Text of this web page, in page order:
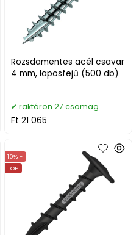
Rozsdamentes acél csavar
4 mm, laposfejű (500 db)
raktáron 27 csomag
Ft 21 065
10% -
TOP